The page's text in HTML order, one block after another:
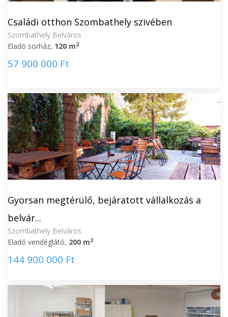
Családi otthon Szombathely szivében
Szombathely Belváros
Eladó sorház, 120 m2
57 900 000 Ft
Gyorsan megtérülő, bejáratott vállalkozás a
belvár...
Szombathely Belváros
Eladó vendéglátó, 200 m2
144 900 000 Ft